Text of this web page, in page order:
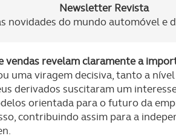
Newsletter Revista
novidades do mundo automóvel e
vendas revelam claramente a
uma viragem decisiva, tanto a
derivados suscitaram um
orientada para o futuro da
contribuindo assim para a